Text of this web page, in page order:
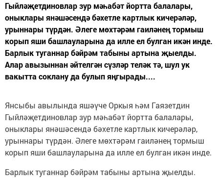
Гыйләҗетдиновлар зур мәһабәт йортта балалары,
оныклары янәшәсендә бәхетле картлык кичерәләр,
урыннары түрдән. Әлеге мөхтәрәм гаиләнең тормыш
корып яши башлауларына да илле ел булган икән инде.
Барлык туганнар бәйрәм табыны артына җыелды.
Алар авызыннан әйтелгән сүзләр теләк тә, шул ук
вакытта соклану да булып яңгырады....
Янсыбы авылында яшәүче Оркыя һәм Гаязетдин
Гыйләҗетдиновлар зур мәһабәт йортта балалары,
оныклары янәшәсендә бәхетле картлык кичерәләр,
урыннары түрдән. Әлеге мөхтәрәм гаиләнең тормыш
корып яши башлауларына да илле ел булган икән инде.
Барлык туганнар бәйрәм табыны артына җыелды.